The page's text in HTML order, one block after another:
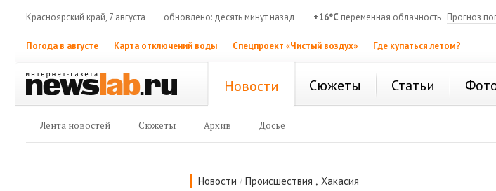
Красноярский край, 7 августа обновлено: десять минут назад +16°C переменная облачность Прогноз
Погода в августе Карта отключений воды Спецпроект «Чистый воздух» Где купаться летом?
Новости Сюжеты Статьи
Лента новостей Сюжеты Архив Досье
Новости /Происшествия , Хакасия